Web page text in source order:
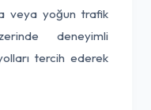
veya yoğun trafik
deneyimli
tercih ederek